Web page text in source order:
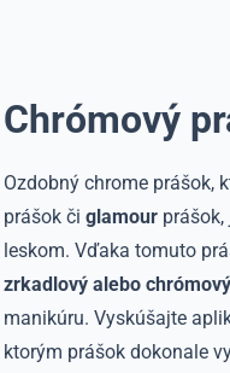
Chrómový
Ozdobný chrome prášok,
prášok čiglamour
leskom. Vďaka tomuto
zrkadlový alebo
manikúru. Vyskúšajte
ktorým prášok dokonale